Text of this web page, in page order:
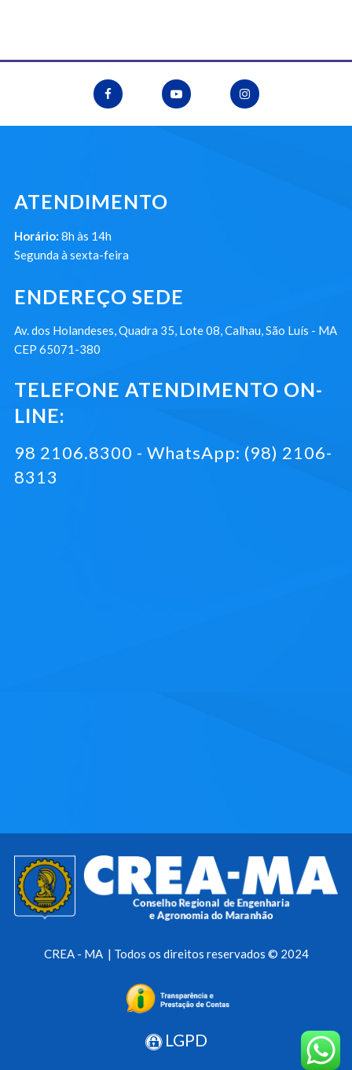
ATENDIMENTO
Horário: 8h às 14h
Segunda à sexta-feira
ENDEREÇO SEDE
Av. dos Holandeses, Quadra 35, Lote 08, Calhau, São Luís - MA
CEP 65071-380
TELEFONE ATENDIMENTO ON-
LINE:
98 2106.8300 - WhatsApp: (98) 2106-
8313
CREA - MA | Todos os direitos reservados © 2024
LGPD